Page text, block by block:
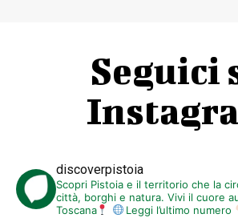
Seguici
discoverpistoia
Scopri Pistoia e il territorio che la
città, borghi e natura. Vivi il cuore
Toscana
Leggi l’ultimo numero